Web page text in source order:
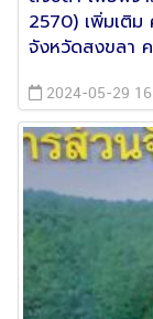
2570) เพิ่มเติ
จังหวัดสงขลา
2024-05-29